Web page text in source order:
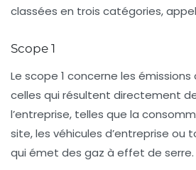
classées en trois catégories,
Scope 1
Le scope 1 concerne les
celles qui résultent directement
l’entreprise, telles que la
site, les véhicules d’entreprise ou
qui émet des gaz à effet de serre.